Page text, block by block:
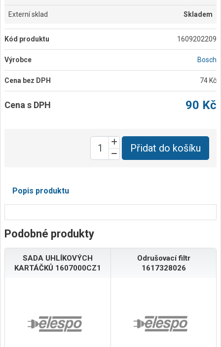
Externí sklad Skladem
Kód produktu 1609202209
Výrobce Bosch
Cena bez DPH 74 Kč
Cena s DPH 90 Kč
Přidat do košíku
Popis produktu
Podobné produkty
SADA UHLÍKOVÝCH
KARTÁČKŮ 1607000CZ1
Odrušovací filtr
1617328026